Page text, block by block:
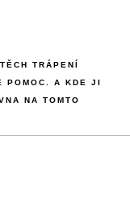
TRÁPENÍ
POMOC. A KDE JI
NA TOMTO